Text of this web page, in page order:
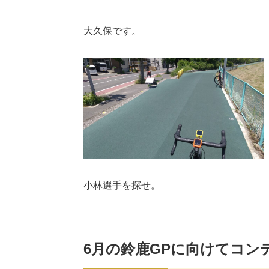
大久保です。
小林選手を探せ。
6月の鈴鹿GPに向けてコン